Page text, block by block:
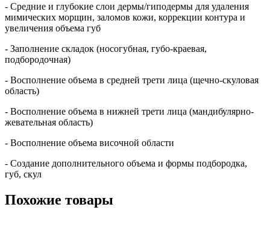
- Средние и глубокие слои дермы/гиподермы для удаления
мимических морщин, заломов кожи, коррекции контура и
увеличения объема губ
- Заполнение складок (носогубная, губо-краевая,
подбородочная)
- Восполнение объема в средней трети лица (щечно-скуловая
область)
- Восполнение объема в нижней трети лица (мандибулярно-
жевательная область)
- Восполнение объема височной области
- Создание дополнительного объема и формы подбородка,
губ, скул
Похожие товары